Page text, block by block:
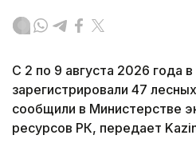
С 2 по 9 августа 2026 года
зарегистрировали 47
сообщили в Министерстве
ресурсов РК, передает